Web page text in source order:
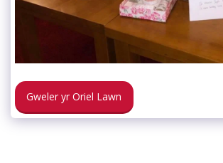
Gweler yr Oriel Lawn